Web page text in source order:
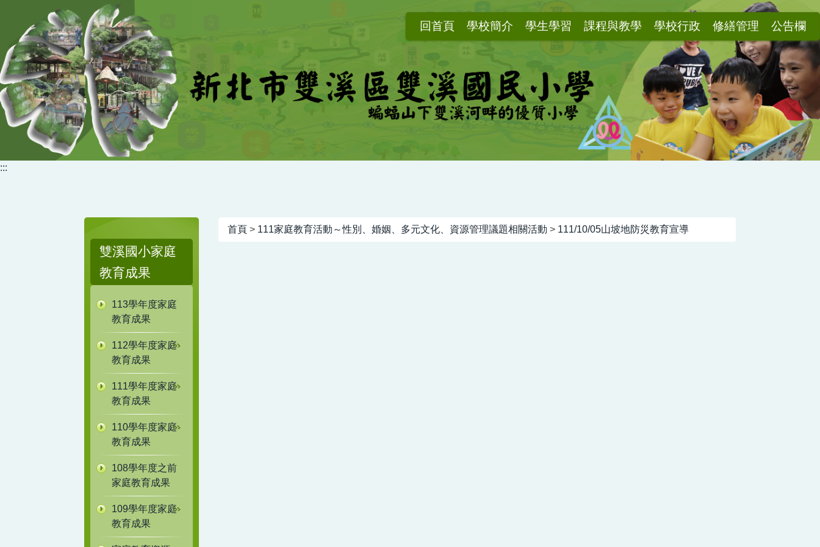
要
內
容
區
:::
回首頁 學校簡介 學生學習 課程與教學 學校行政 修繕管理 公告欄
雙溪國小家庭
教育成果
113學年度家庭
教育成果
112學年度家庭
教育成果
111學年度家庭
教育成果
110學年度家庭
教育成果
108學年度之前
家庭教育成果
109學年度家庭
教育成果
首頁 > 111家庭教育活動～性別、婚姻、多元文化、資源管理議題相關活動 > 111/10/05山坡地防災教育宣導